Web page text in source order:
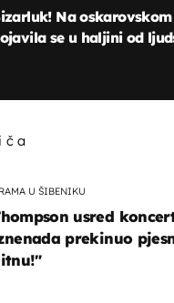
Na
se u haljini od
U ŠIBENIKU
usred
prekinuo